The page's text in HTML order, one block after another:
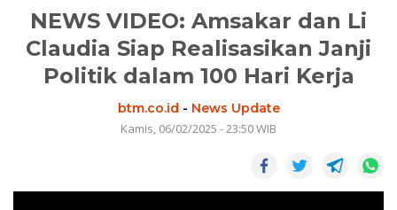
NEWS VIDEO: Amsakar dan Li
Claudia Siap Realisasikan Janji
Politik dalam 100 Hari Kerja
btm.co.id - News Update
Kamis, 06/02/2025 - 23:50 WIB